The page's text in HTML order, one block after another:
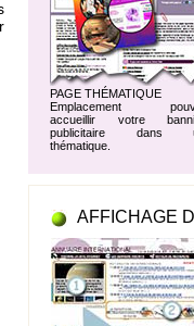
PAGE THÉMATIQUE
Emplacement
accueillir votre
publicitaire dans
thématique.
AFFICHAGE